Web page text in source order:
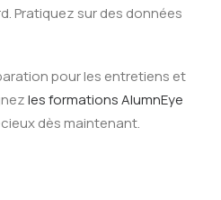
Pratiquez sur des données
pour les entretiens et
les formations AlumnEye
dès maintenant.